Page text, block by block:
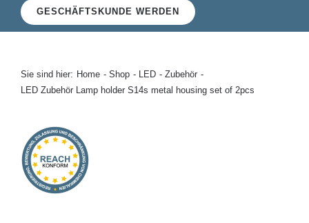
Glühlampen
Kontakt
Onlineshop
GESCHÄFTSKUNDE WERDEN
Sie sind hier: Home Shop LED
Zubehör
LED Zubehör Lamp holder S14s metal housing set of 2pcs